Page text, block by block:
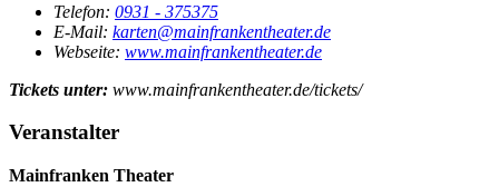
Telefon: 0931 - 375375
E-Mail: karten@mainfrankentheater.de
Webseite: www.mainfrankentheater.de
Tickets unter: www.mainfrankentheater.de/tickets/
Veranstalter
Mainfranken Theater